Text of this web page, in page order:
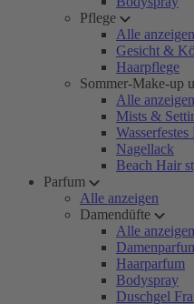
Pflege
Alle anzeigen
Gesicht &
Haarpflege
Sommer-Make-up
Alle anzeigen
Mists &
Nagellack
Beach Hair
Parfum
Alle anzeigen
Damendüfte
Alle anzeigen
Haarparfum
Bodyspray
Duschgel